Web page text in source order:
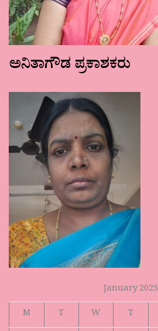
ಅನಿತಾಗೌಡ ಪ್ರಕಾಶಕರು
January 2025
M
T W T